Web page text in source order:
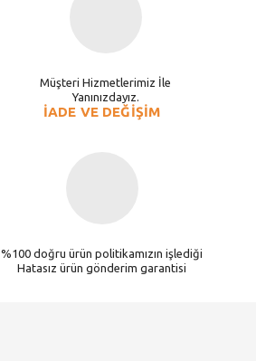
Müşteri Hizmetlerimiz İle
Yanınızdayız.
İADE VE DEĞİŞİM
%100 doğru ürün politikamızın işlediği
Hatasız ürün gönderim garantisi